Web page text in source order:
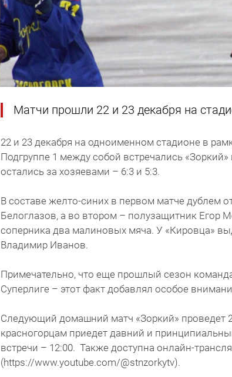
Матчи прошли 22 и 23 декабря на
22 и 23 декабря на одноименном стадионе в
Подгруппе 1 между собой встречались
остались за хозяевами – 6:3 и 5:3.
В составе желто-синих в первом матче дублем
Белоглазов, а во втором – полузащитник Егор
соперника два малиновых мяча. У «Кировца»
Владимир Иванов.
Примечательно, что еще прошлый сезон
Суперлиге – этот факт добавлял особое
Следующий домашний матч «Зоркий» проведет
красногорцам приедет давний и
встречи – 12:00. Также доступна онлайн-
(https://www.youtube.com/@stnzorkytv).